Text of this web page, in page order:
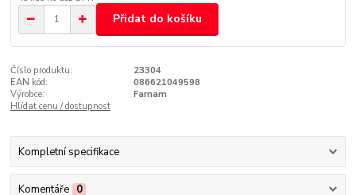
Přidat do košíku
Číslo produktu:
23304
EAN kód:
086621049598
Výrobce:
Farnam
Hlídat cenu / dostupnost
Kompletní specifikace
Komentáře 0